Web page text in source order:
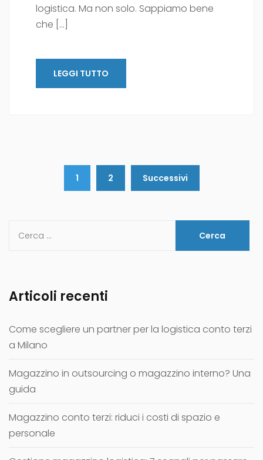
logistica. Ma non solo. Sappiamo bene
che […]
LEGGI TUTTO
1 2 Successivi
Articoli recenti
Come scegliere un partner per la logistica conto terzi
a Milano
Magazzino in outsourcing o magazzino interno? Una
guida
Magazzino conto terzi: riduci i costi di spazio e
personale